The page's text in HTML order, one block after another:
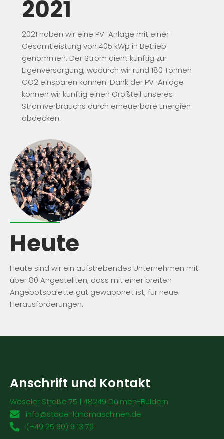
2021
2021 haben wir eine PV-Anlage mit einer
Gesamtleistung von 405 kWp in Betrieb
genommen. Der Strom dient künftig zur
Eigenversorgung, wodurch wir rund 180 Tonnen
CO2 einsparen können. Dank der PV-Anlage
können wir künftig einen Großteil unseres
Stromverbrauchs durch erneuerbare Energien
abdecken.
Heute
Heute sind wir ein aufstrebendes Unternehmen mit
über 80 Angestellten, dass mit einer breiten
Angebotspalette gut gewappnet ist, für neue
Herausforderungen.
Anschrift und Kontakt
Weseler Straße 75 | 48249 Dülmen-Buldern
info@stade-landmaschinen.de
(+49 25 90) 9 13 70